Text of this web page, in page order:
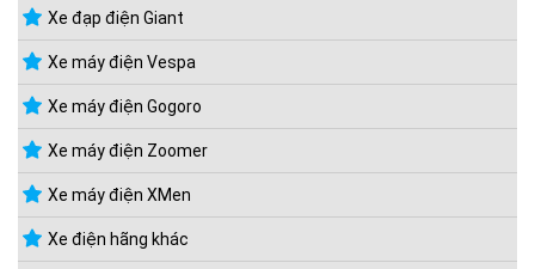
Xe đạp điện Giant
Xe máy điện Vespa
Xe máy điện Gogoro
Xe máy điện Zoomer
Xe máy điện XMen
Xe điện hãng khác